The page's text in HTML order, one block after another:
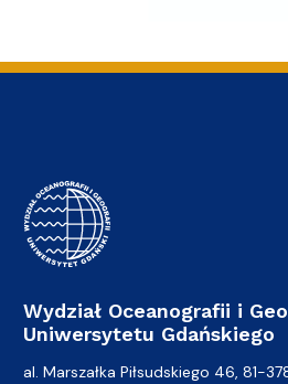
Wydział Oceanografii i
Uniwersytetu Gdańskiego
al. Marszałka Piłsudskiego 46, 81-